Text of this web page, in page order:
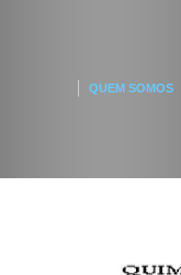
QUEM SOMOS